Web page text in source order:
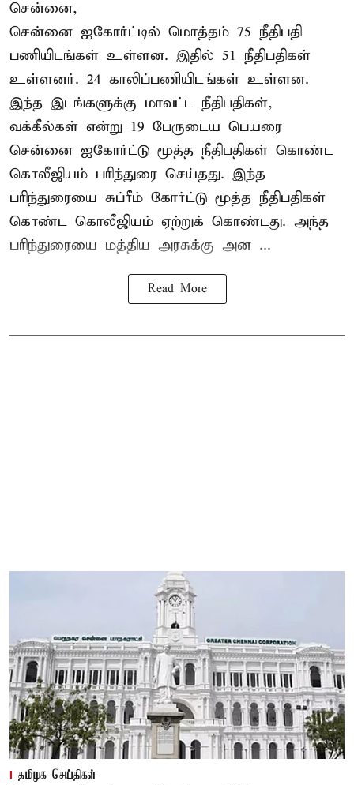
சென்னை,
சென்னை ஐகோர்ட்டில் மொத்தம் 75 நீதிபதி
பணியிடங்கள் உள்ளன. இதில் 51 நீதிபதிகள்
உள்ளனர். 24 காலிப்பணியிடங்கள் உள்ளன.
இந்த இடங்களுக்கு மாவட்ட நீதிபதிகள்,
வக்கீல்கள் என்று 19 பேருடைய பெயரை
சென்னை ஐகோர்ட்டு மூத்த நீதிபதிகள் கொண்ட
கொலீஜியம் பரிந்துரை செய்தது. இந்த
பரிந்துரையை சுப்ரீம் கோர்ட்டு மூத்த நீதிபதிகள்
கொண்ட கொலீஜியம் ஏற்றுக் கொண்டது. அந்த
பரிந்துரையை மத்திய அரசுக்கு அன ...
Read More
தமிழக செய்திகள்